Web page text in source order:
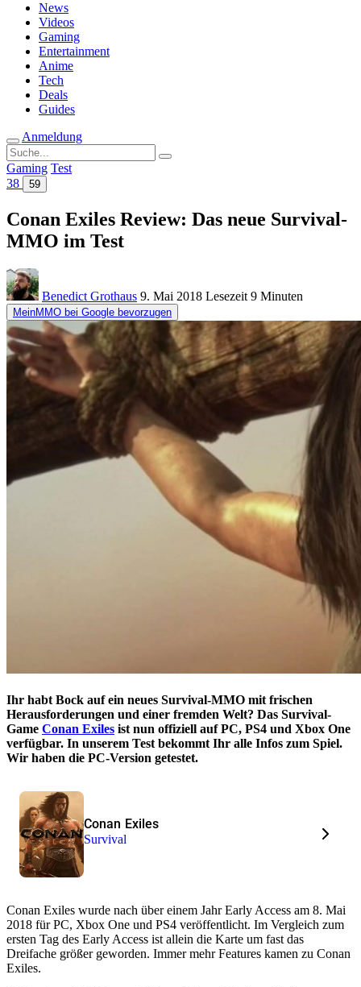
News
Videos
Gaming
Entertainment
Anime
Tech
Deals
Guides
Anmeldung
Suche
nach:
Gaming Test
38
59
Conan Exiles Review: Das neue Survival-
MMO im Test
Benedict Grothaus 9. Mai 2018 Lesezeit 9 Minuten
MeinMMO bei Google bevorzugen
Ihr habt Bock auf ein neues Survival-MMO mit frischen
Herausforderungen und einer fremden Welt? Das Survival-
Game Conan Exiles ist nun offiziell auf PC, PS4 und Xbox One
verfügbar. In unserem Test bekommt Ihr alle Infos zum Spiel.
Wir haben die PC-Version getestet.
Conan Exiles
Survival
Conan Exiles wurde nach über einem Jahr Early Access am 8. Mai
2018 für PC, Xbox One und PS4 veröffentlicht. Im Vergleich zum
ersten Tag des Early Access ist allein die Karte um fast das
Dreifache größer geworden. Immer mehr Features kamen zu Conan
Exiles.